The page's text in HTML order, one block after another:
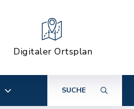
Digitaler Ortsplan
SUCHE